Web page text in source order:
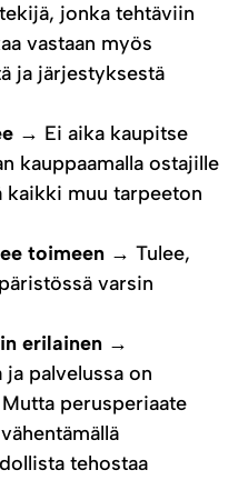
jonka tehtäviin
vastaan myös
ja järjestyksestä
→ Ei aika kaupitse
kauppaamalla ostajille
kaikki muu tarpeeton
toimeen → Tulee,
varsin
erilainen →
palvelussa on
perusperiaate
tehostaa